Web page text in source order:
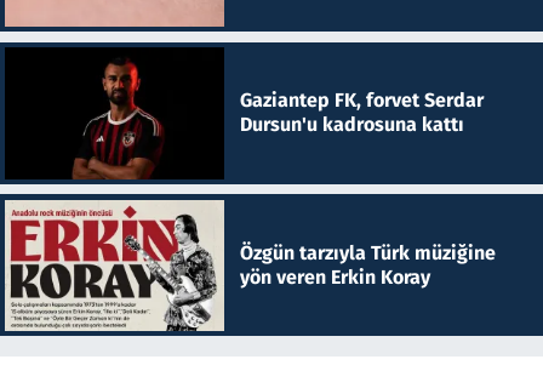
Gaziantep FK, forvet Serdar
Dursun'u kadrosuna kattı
Özgün tarzıyla Türk müziğine
yön veren Erkin Koray